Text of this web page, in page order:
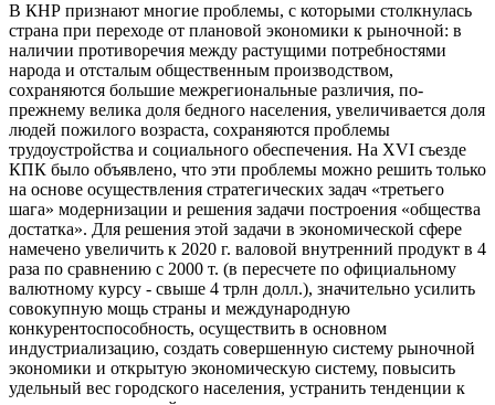
В КНР признают многие проблемы, с которыми столкнулась
страна при переходе от плановой экономики к рыночной: в
наличии противоречия между растущими потребностями
народа и отсталым общественным производством,
сохраняются большие межрегиональные различия, по-
прежнему велика доля бедного населения, увеличивается доля
людей пожилого возраста, сохраняются проблемы
трудоустройства и социального обеспечения. На XVI съезде
КПК было объявлено, что эти проблемы можно решить только
на основе осуществления стратегических задач «третьего
шага» модернизации и решения задачи построения «общества
достатка». Для решения этой задачи в экономической сфере
намечено увеличить к 2020 г. валовой внутренний продукт в 4
раза по сравнению с 2000 т. (в пересчете по официальному
валютному курсу - свыше 4 трлн долл.), значительно усилить
совокупную мощь страны и международную
конкурентоспособность, осуществить в основном
индустриализацию, создать совершенную систему рыночной
экономики и открытую экономическую систему, повысить
удельный вес городского населения, устранить тенденции к